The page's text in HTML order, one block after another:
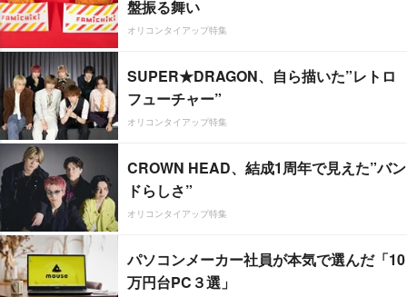
盤振る舞い
オリコンタイアップ特集
SUPER★DRAGON、自ら描いた”レトロ
フューチャー”
オリコンタイアップ特集
CROWN HEAD、結成1周年で見えた”バン
ドらしさ”
オリコンタイアップ特集
パソコンメーカー社員が本気で選んだ「10
万円台PC３選」